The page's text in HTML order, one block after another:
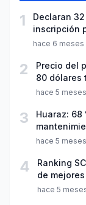
1
Declaran
inscripción
hace 6 meses
2
Precio del
80 dólares
hace 5 meses
3
Huaraz:
año escolar
hace 5 meses
4
Ranking
de
hace 5